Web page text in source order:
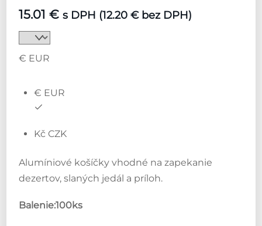
15.01€ s DPH (12.20€bez DPH)
€ EUR
€ EUR
Kč CZK
Alumíniové košíčky vhodné na zapekanie
dezertov, slaných jedál a príloh.
Balenie:100ks